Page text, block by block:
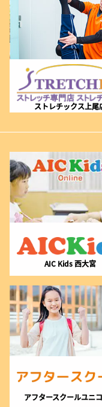
ストレチックス上尾
AIC Kids 西大宮
アフタースクールユニ